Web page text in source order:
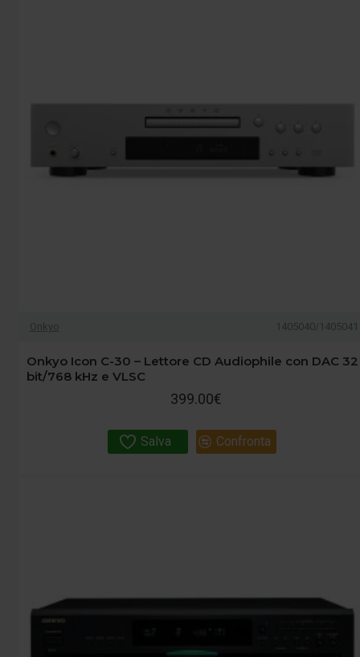
Onkyo 1405040/1405041
Onkyo Icon C-30 – Lettore CD Audiophile con DAC 32
bit/768 kHz e VLSC
399.00€
Salva Confronta